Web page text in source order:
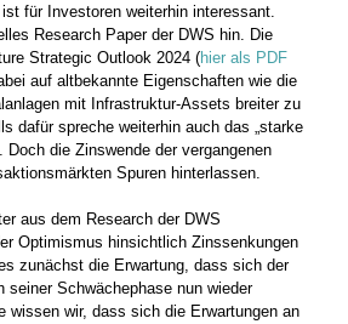
für Investoren weiterhin interessant.
Research Paper der DWS hin. Die
Strategic Outlook 2024 (hier als PDF
auf altbekannte Eigenschaften wie die
mit Infrastruktur-Assets breiter zu
dafür spreche weiterhin auch das „starke
Doch die Zinswende der vergangenen
Spuren hinterlassen.
aus dem Research der DWS
Optimismus hinsichtlich Zinssenkungen
zunächst die Erwartung, dass sich der
seiner Schwächephase nun wieder
wissen wir, dass sich die Erwartungen an